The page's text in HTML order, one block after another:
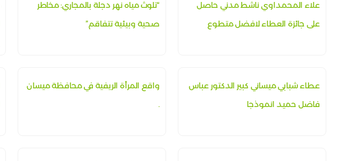
علاء المحمداوي ناشط مدني حاصل
على جائزة العطاء لافضل متطوع
“تلوث مياه نهر دجلة بالمجاري: مخاطر
صحية وبيئية تتفاقم”
عطاء شبابي ميساني كبير الدكتور عباس
فاضل حميد انموذجا
واقع المرأة الريفية في محافظة ميسان
.